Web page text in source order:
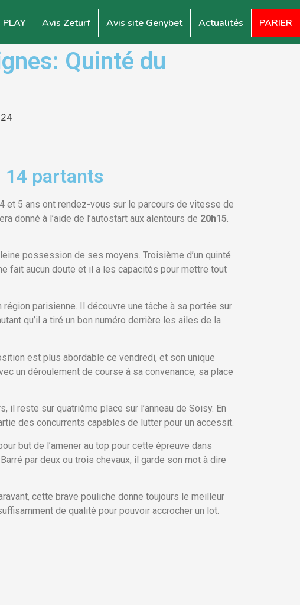
Avis Zeturf Avis site Genybet Actualités PARIER
Quinté du
partants
4 et 5 ans ont rendez-vous sur le parcours de vitesse de
donné à l’aide de l’autostart aux alentours de 20h15
possession de ses moyens. Troisième d’un quinté
fait aucun doute et il a les capacités pour mettre tout
parisienne. Il découvre une tâche à sa portée sur
qu’il a tiré un bon numéro derrière les ailes de la
est plus abordable ce vendredi, et son unique
un déroulement de course à sa convenance, sa place
il reste sur quatrième place sur l’anneau de Soisy. En
des concurrents capables de lutter pour un accessit.
but de l’amener au top pour cette épreuve dans
par deux ou trois chevaux, il garde son mot à dire
cette brave pouliche donne toujours le meilleur
de qualité pour pouvoir accrocher un lot.